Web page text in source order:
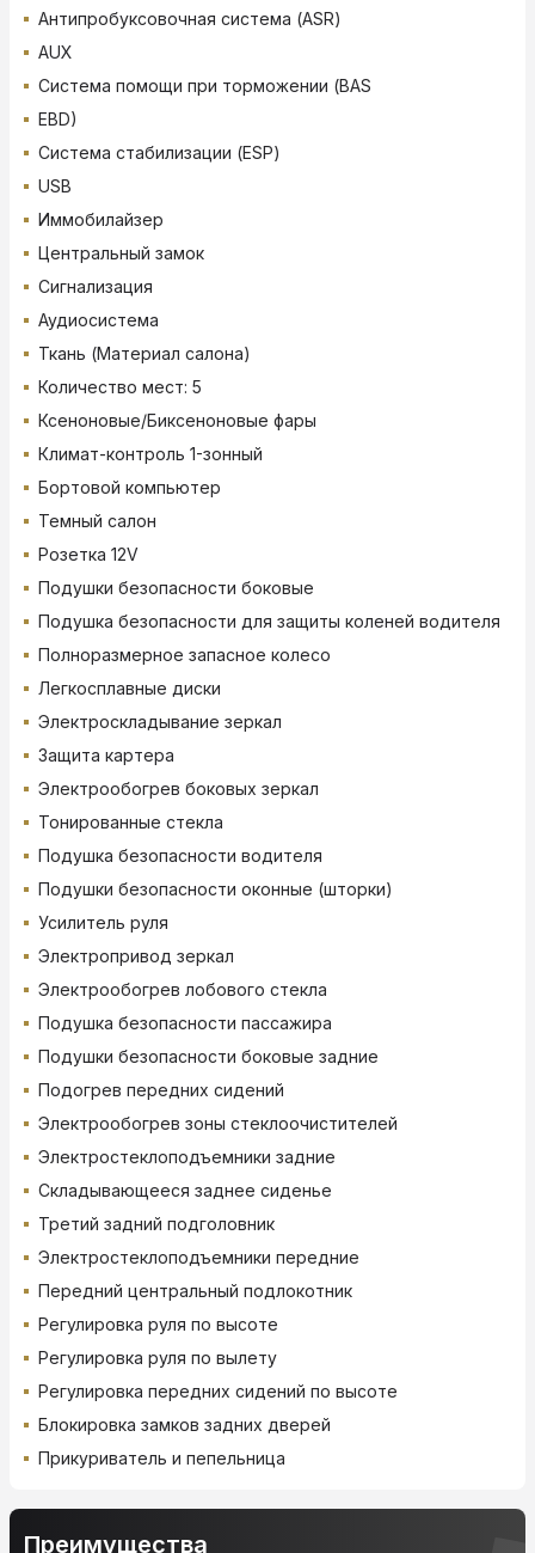
Антипробуксовочная система (ASR)
AUX
Система помощи при торможении (BAS
EBD)
Система стабилизации (ESP)
USB
Иммобилайзер
Центральный замок
Сигнализация
Аудиосистема
Ткань (Материал салона)
Количество мест: 5
Ксеноновые/Биксеноновые фары
Климат-контроль 1-зонный
Бортовой компьютер
Темный салон
Розетка 12V
Подушки безопасности боковые
Подушка безопасности для защиты коленей водителя
Полноразмерное запасное колесо
Легкосплавные диски
Электроскладывание зеркал
Защита картера
Электрообогрев боковых зеркал
Тонированные стекла
Подушка безопасности водителя
Подушки безопасности оконные (шторки)
Усилитель руля
Электропривод зеркал
Электрообогрев лобового стекла
Подушка безопасности пассажира
Подушки безопасности боковые задние
Подогрев передних сидений
Электрообогрев зоны стеклоочистителей
Электростеклоподъемники задние
Складывающееся заднее сиденье
Третий задний подголовник
Электростеклоподъемники передние
Передний центральный подлокотник
Регулировка руля по высоте
Регулировка руля по вылету
Регулировка передних сидений по высоте
Блокировка замков задних дверей
Прикуриватель и пепельница
Преимущества